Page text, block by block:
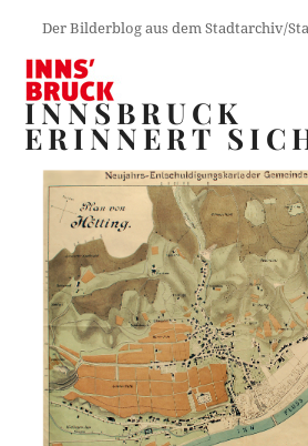
Der Bilderblog aus dem Stadtarchiv/
INNSBRUCK
ERINNERT